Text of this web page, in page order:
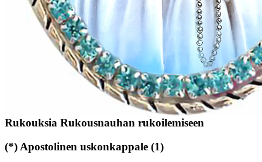
Rukoushelmet
Jos sinulla ei ole rukoushelmia, on täysin hyvä laskea sormillaan.
Helmenlasku vapauttaa mieltä auttaen meditoimaan.
Rukouksia Rukousnauhan rukoilemiseen
(*) Apostolinen uskonkappale (1)